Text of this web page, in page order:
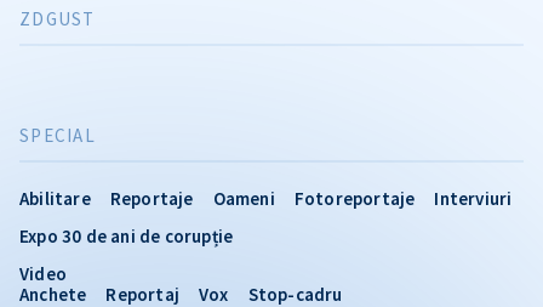
SPECIAL
Abilitare Reportaje Oameni Fotoreportaje
Interviuri
Expo 30 de ani de corupție
Video
Anchete
Reportaj Vox Stop-cadru
ZDGUST